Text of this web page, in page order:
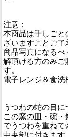
注意：
本商品は手しごと
ざいますことご了
商品写真になるべ
解頂ける方のみご
す。
電子レンジ＆食洗
うつわの蛇の目に
この窯の皿・碗
でうつわを重ね
中央部に付きます